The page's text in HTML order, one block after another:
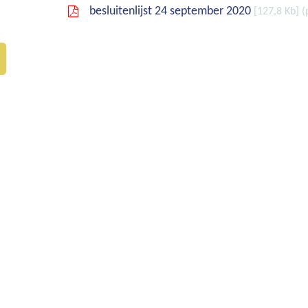
besluitenlijst 24 september 2020 127,8 Kb